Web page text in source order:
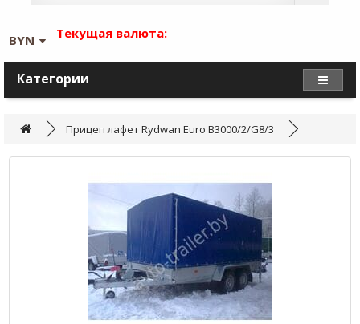
Текущая валюта:
BYN
Категории
Прицеп лафет Rydwan Euro B3000/2/G8/3